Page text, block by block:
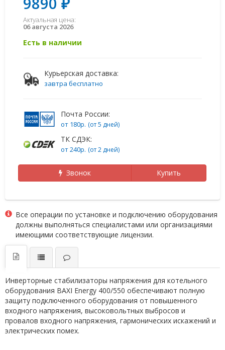
Актуальная цена:
06 августа 2026
Есть в наличии
Курьерская доставка:
завтра бесплатно
Почта России:
от 180р. (от 5 дней)
ТК СДЭК:
от 240р. (от 2 дней)
Звонок Купить
Все операции по установке и подключению оборудования
должны выполняться специалистами или организациями
имеющими соответствующие лицензии.
Инверторные стабилизаторы напряжения для котельного
оборудования BAXI Energy 400/550 обеспечивают полную
защиту подключенного оборудования от повышенного
входного напряжения, высоковольтных выбросов и
провалов входного напряжения, гармонических искажений и
электрических помех.